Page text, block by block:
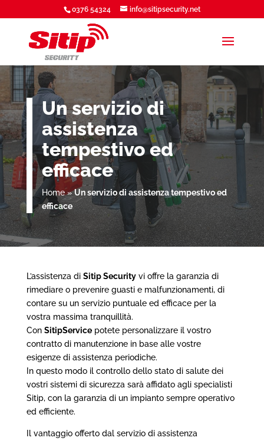
0376 54324 info@sitipsecurity.net
Un servizio di
assistenza
tempestivo ed
efficace
Home»Un servizio di assistenza tempestivo ed
efficace
L’assistenza di Sitip Securityvi offre la garanzia di
rimediare o prevenire guasti e malfunzionamenti, di
contare su un servizio puntuale ed efficace per la
vostra massima tranquillità.
Con SitipServicepotete personalizzare il vostro
contratto di manutenzione in base alle vostre
esigenze di assistenza periodiche.
In questo modo il controllo dello stato di salute dei
vostri sistemi di sicurezza sarà affidato agli specialisti
Sitip, con la garanzia di un impianto sempre operativo
ed efficiente.
Il vantaggio offerto dal servizio di assistenza